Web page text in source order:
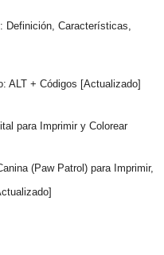
Definición, Características,
ALT + Códigos [Actualizado]
para Imprimir y Colorear
(Paw Patrol) para Imprimir,